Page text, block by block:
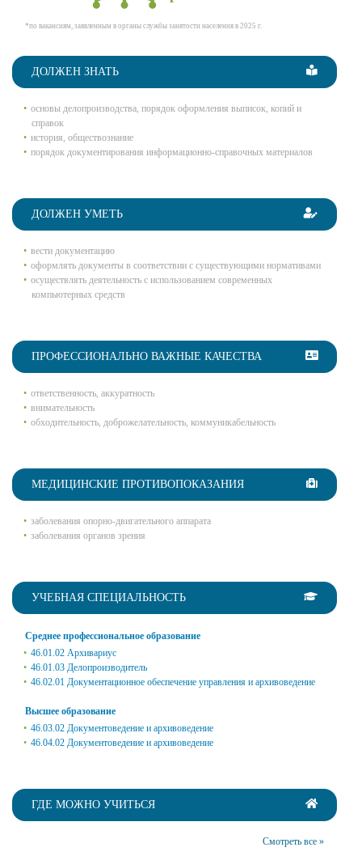
*по вакансиям, заявленным в органы службы занятости населения в 2025 г.
ДОЛЖЕН ЗНАТЬ
основы делопроизводства, порядок оформления выписок, копий и
справок
история, обществознание
порядок документирования информационно-справочных материалов
ДОЛЖЕН УМЕТЬ
вести документацию
оформлять документы в соответствии с существующими нормативами
осуществлять деятельность с использованием современных
компьютерных средств
ПРОФЕССИОНАЛЬНО ВАЖНЫЕ КАЧЕСТВА
ответственность, аккуратность
внимательность
обходительность, доброжелательность, коммуникабельность
МЕДИЦИНСКИЕ ПРОТИВОПОКАЗАНИЯ
заболевания опорно-двигательного аппарата
заболевания органов зрения
УЧЕБНАЯ СПЕЦИАЛЬНОСТЬ
Среднее профессиональное образование
46.01.02 Архивариус
46.01.03 Делопроизводитель
46.02.01 Документационное обеспечение управления и архивоведение
Высшее образование
46.03.02 Документоведение и архивоведение
46.04.02 Документоведение и архивоведение
ГДЕ МОЖНО УЧИТЬСЯ
Смотреть все »